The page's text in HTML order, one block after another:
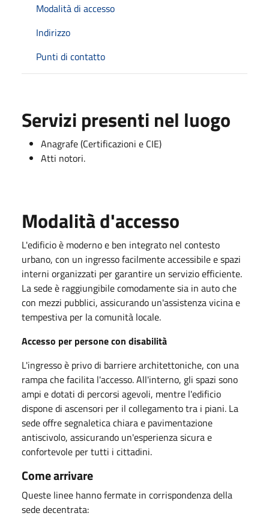
Modalità di accesso
Indirizzo
Punti di contatto
Servizi presenti nel luogo
Anagrafe (Certificazioni e CIE)
Atti notori.
Modalità d'accesso
L'edificio è moderno e ben integrato nel contesto
urbano, con un ingresso facilmente accessibile e spazi
interni organizzati per garantire un servizio efficiente.
La sede è raggiungibile comodamente sia in auto che
con mezzi pubblici, assicurando un'assistenza vicina e
tempestiva per la comunità locale.
Accesso per persone con disabilità
L'ingresso è privo di barriere architettoniche, con una
rampa che facilita l'accesso. All'interno, gli spazi sono
ampi e dotati di percorsi agevoli, mentre l'edificio
dispone di ascensori per il collegamento tra i piani. La
sede offre segnaletica chiara e pavimentazione
antiscivolo, assicurando un'esperienza sicura e
confortevole per tutti i cittadini.
Come arrivare
Queste linee hanno fermate in corrispondenza della
sede decentrata: